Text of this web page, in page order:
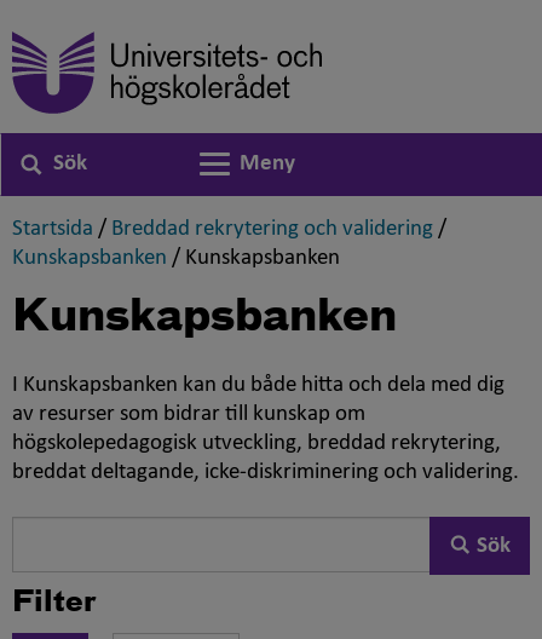
Sök
Växla navigering
Meny
Startsida ,
/ Breddad rekrytering och validering ,
/
Kunskapsbanken ,
/ Kunskapsbanken
Kunskapsbanken
I Kunskapsbanken kan du både hitta och dela med dig
av resurser som bidrar till kunskap om
högskolepedagogisk utveckling, breddad rekrytering,
breddat deltagande, icke-diskriminering och validering.
träffar
Sök
Filter